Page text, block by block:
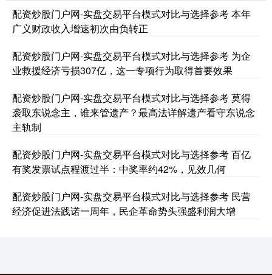
创业板指 3563.12
基金指数 7242.10 +12.30 +0.17%
配资炒股门户网-实盘交易平台模式对比与选择参考 本年
广义财政收入增速初次由负转正
配资炒股门户网-实盘交易平台模式对比与选择参考 为企
业救援经济亏损307亿，这一专项行为取得首要效果
配资炒股门户网-实盘交易平台模式对比与选择参考 莫得
袭取东说念主，谁来管遗产？最高法详解遗产看守东说念
主轨制
配资炒股门户网-实盘交易平台模式对比与选择参考 百亿
有奖发票试点程渡过半：中奖率约42%，见效几何
配资炒股门户网-实盘交易平台模式对比与选择参考 民营
经济促进法践诺一周年，民企革命势头强盛利润大增